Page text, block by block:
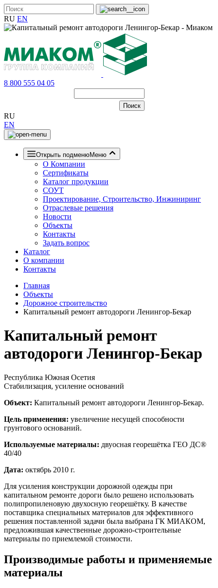
RU EN
8 800 555 04 05
RU
EN
Открыть подменюМеню
О Компании
Сертификаты
Каталог продукции
СОУТ
Проектирование, Строительство, Инжиниринг
Отраслевые решения
Новости
Объекты
Контакты
Задать вопрос
Каталог
О компании
Контакты
Главная
Объекты
Дорожное строительство
Капитальный ремонт автодороги Ленингор-Бекар
Капитальный ремонт
автодороги Ленингор-Бекар
Республика Южная Осетия
Стабилизация, усиление оснований
Объект: Капитальный ремонт автодороги Ленингор-Бекар.
Цель применения: увеличение несущей способности
грунтового оснований.
Используемые материалы: двуосная георешётка ГЕО ДС®
40/40
Дата: октябрь 2010 г.
Для усиления конструкции дорожной одежды при
капитальном ремонте дороги было решено использовать
полипропиленовую двухосную георешётку. В качестве
поставщика специальных материалов для эффективного
решения поставленной задачи была выбрана ГК МИАКОМ,
предложившая качественные дорожно-строительные
материалы по приемлемой стоимости.
Производимые работы и применяемые
материалы